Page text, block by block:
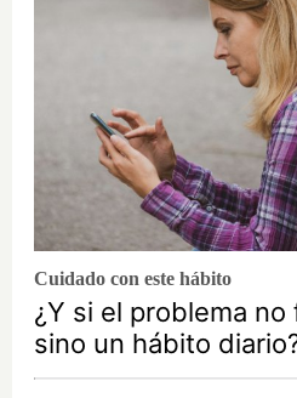
Cuidado con este hábito
¿Y si el problema
sino un hábito